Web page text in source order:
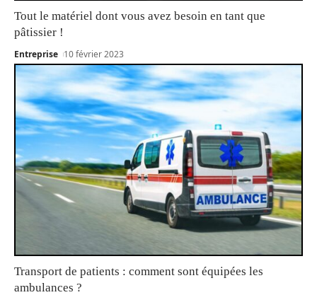
Tout le matériel dont vous avez besoin en tant que
pâtissier !
Entreprise 10 février 2023
Transport de patients : comment sont équipées les
ambulances ?